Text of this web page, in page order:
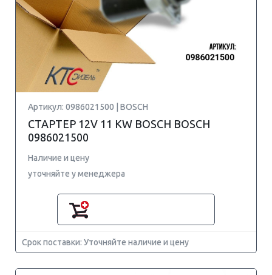
Артикул: 0986021500 | BOSCH
СТАРТЕР 12V 11 KW BOSCH BOSCH
0986021500
Наличие и цену
уточняйте у менеджера
Срок поставки: Уточняйте наличие и цену